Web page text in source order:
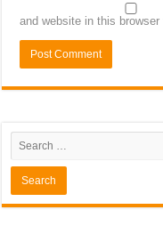
and website in this